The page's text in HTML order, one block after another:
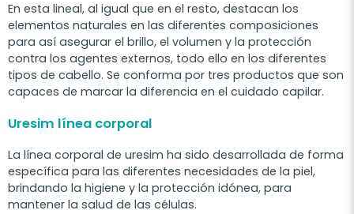
En esta lineal, al igual que en el resto, destacan los
elementos naturales en las diferentes composiciones
para así asegurar el brillo, el volumen y la protección
contra los agentes externos, todo ello en los diferentes
tipos de cabello. Se conforma por tres productos que son
capaces de marcar la diferencia en el cuidado capilar.
Uresim línea corporal
La línea corporal de uresim ha sido desarrollada de forma
específica para las diferentes necesidades de la piel,
brindando la higiene y la protección idónea, para
mantener la salud de las células.